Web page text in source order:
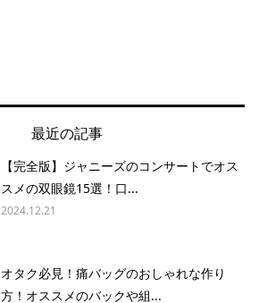
最近の記事
【完全版】ジャニーズのコンサートでオス
スメの双眼鏡15選！口...
2024.12.21
オタク必見！痛バッグのおしゃれな作り
方！オススメのバックや組...